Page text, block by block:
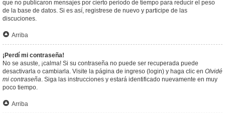
que no publicaron mensajes por cierto periodo de tiempo para reducir el peso
de la base de datos. Si es así, registrese de nuevo y participe de las
discuciones.
Arriba
¡Perdí mi contraseña!
No se asuste, ¡calma! Si su contraseña no puede ser recuperada puede
desactivarla o cambiarla. Visite la página de ingreso (login) y haga clic en Olvidé
mi contraseña. Siga las instrucciones y estará identificado nuevamente en muy
poco tiempo.
Arriba